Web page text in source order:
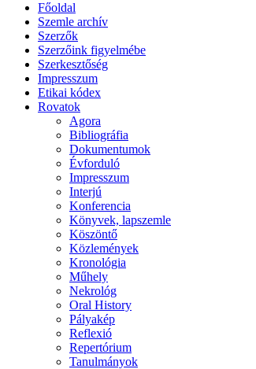
Főoldal
Szemle archív
Szerzők
Szerzőink figyelmébe
Szerkesztőség
Impresszum
Etikai kódex
Rovatok
Agora
Bibliográfia
Dokumentumok
Évforduló
Impresszum
Interjú
Konferencia
Könyvek, lapszemle
Köszöntő
Közlemények
Kronológia
Műhely
Nekrológ
Oral History
Pályakép
Reflexió
Repertórium
Tanulmányok